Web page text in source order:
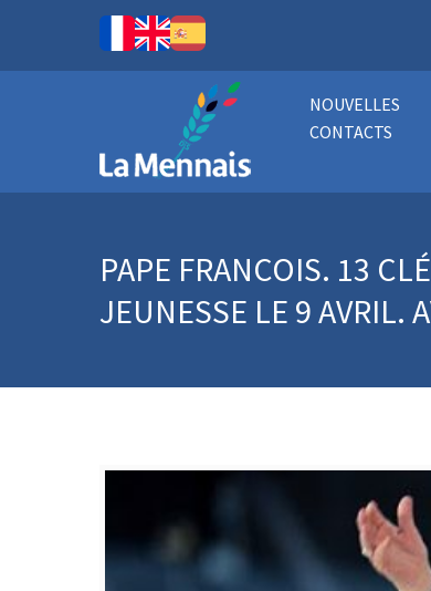
NOUVELLES
CONTACTS
PAPE FRANCOIS. 13
JEUNESSE LE 9 AVRIL.